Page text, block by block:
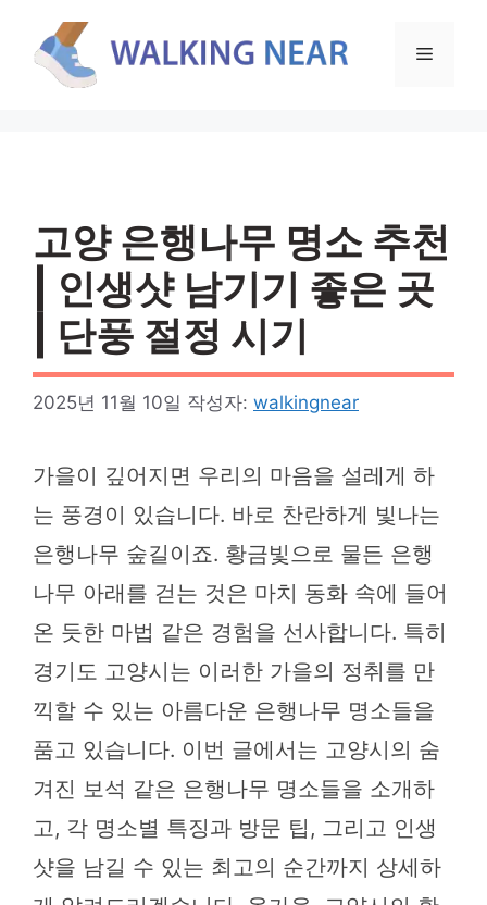
메
고양 은행나무 명소 추천
| 인생샷 남기기 좋은 곳
| 단풍 절정 시기
2025년 11월 10일 작성자: walkingnear
가을이 깊어지면 우리의 마음을 설레게 하
는 풍경이 있습니다. 바로 찬란하게 빛나는
은행나무 숲길이죠. 황금빛으로 물든 은행
나무 아래를 걷는 것은 마치 동화 속에 들어
온 듯한 마법 같은 경험을 선사합니다. 특히
경기도 고양시는 이러한 가을의 정취를 만
끽할 수 있는 아름다운 은행나무 명소들을
품고 있습니다. 이번 글에서는 고양시의 숨
겨진 보석 같은 은행나무 명소들을 소개하
고, 각 명소별 특징과 방문 팁, 그리고 인생
샷을 남길 수 있는 최고의 순간까지 상세하